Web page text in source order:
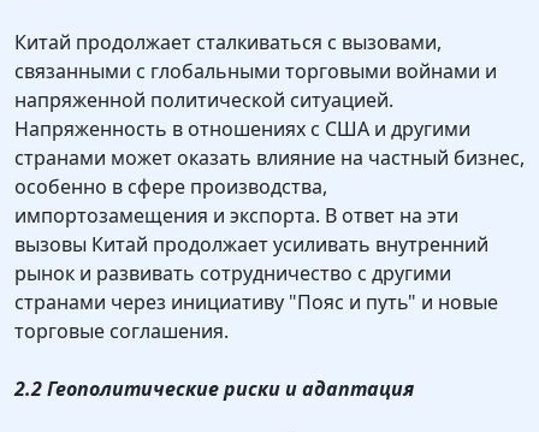
Китай продолжает сталкиваться с вызовами,
связанными с глобальными торговыми войнами и
напряженной политической ситуацией.
Напряженность в отношениях с США и другими
странами может оказать влияние на частный бизнес,
особенно в сфере производства,
импортозамещения и экспорта. В ответ на эти
вызовы Китай продолжает усиливать внутренний
рынок и развивать сотрудничество с другими
странами через инициативу "Пояс и путь" и новые
торговые соглашения.
2.2 Геополитические риски и адаптация